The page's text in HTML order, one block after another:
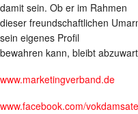
damit sein. Ob er im Rahmen
dieser freundschaftlichen
sein eigenes Profil
bewahren kann, bleibt
www.marketingverband.de
www.facebook.com/